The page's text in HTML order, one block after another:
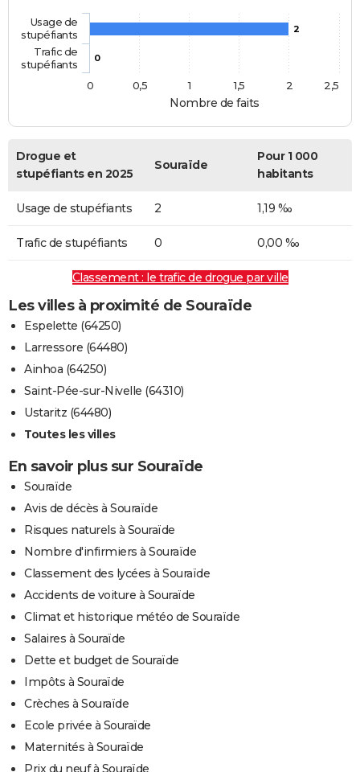
Nombre de faits
2
0
Usage de
stupéfiants
Trafic de
stupéfiants
0
0,5 1 1,5 2 2,5
Drogue et
stupéfiants en 2025
Souraïde
Pour 1 000
habitants
Usage de stupéfiants 2 1,19 ‰
Trafic de stupéfiants 0 0,00 ‰
Classement : le trafic de drogue par ville
Les villes à proximité de Souraïde
Espelette (64250)
Larressore (64480)
Ainhoa (64250)
Saint-Pée-sur-Nivelle (64310)
Ustaritz (64480)
Toutes les villes
En savoir plus sur Souraïde
Souraïde
Avis de décès à Souraïde
Risques naturels à Souraïde
Nombre d'infirmiers à Souraïde
Classement des lycées à Souraïde
Accidents de voiture à Souraïde
Climat et historique météo de Souraïde
Salaires à Souraïde
Dette et budget de Souraïde
Impôts à Souraïde
Crèches à Souraïde
Ecole privée à Souraïde
Maternités à Souraïde
Prix du neuf à Souraïde